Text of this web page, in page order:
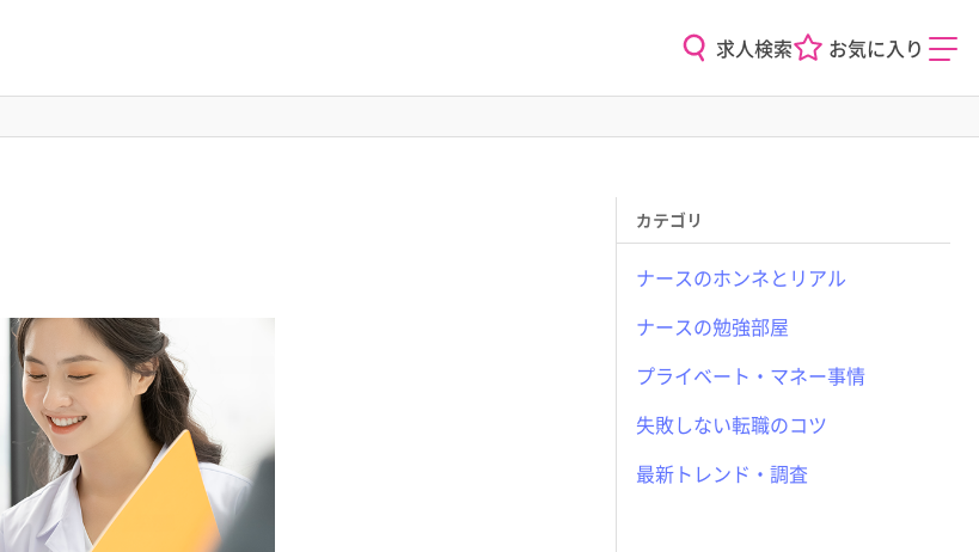
求人検索 お気に入り
カテゴリ
ナースのホンネとリアル
ナースの勉強部屋
プライベート・マネー事情
失敗しない転職のコツ
最新トレンド・調査